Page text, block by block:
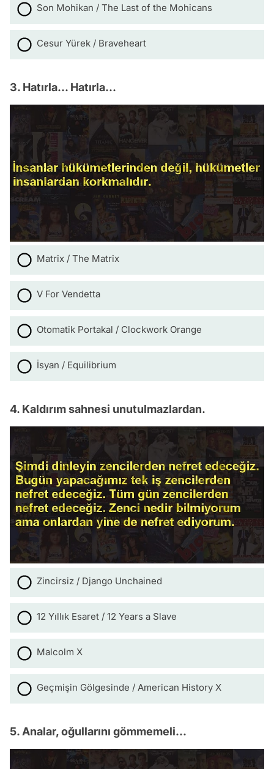
Son Mohikan / The Last of the Mohicans
Cesur Yürek / Braveheart
3. Hatırla... Hatırla...
Matrix / The Matrix
V For Vendetta
Otomatik Portakal / Clockwork Orange
İsyan / Equilibrium
4. Kaldırım sahnesi unutulmazlardan.
Zincirsiz / Django Unchained
12 Yıllık Esaret / 12 Years a Slave
Malcolm X
Geçmişin Gölgesinde / American History X
5. Analar, oğullarını gömmemeli...